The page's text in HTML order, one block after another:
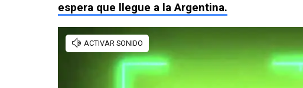
espera que llegue a la Argentina.